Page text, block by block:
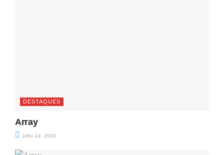
DESTAQUES
Array
julho 24, 2026